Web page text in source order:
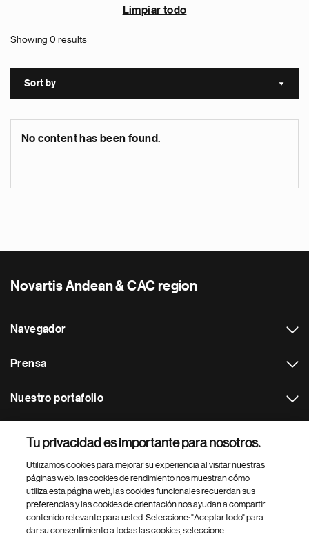
Limpiar todo
Showing 0 results
Sort by Sort
No content has been found.
Novartis Andean & CAC region
Navegador
Prensa
Nuestro portafolio
Footer Site Search
Tu privacidad es importante para nosotros.
Utilizamos cookies para mejorar su experiencia al visitar nuestras
páginas web: las cookies de rendimiento nos muestran cómo
utiliza esta página web, las cookies funcionales recuerdan sus
preferencias y las cookies de orientación nos ayudan a compartir
contenido relevante para usted. Seleccione: "Aceptar todo" para
dar su consentimiento a todas las cookies, seleccione